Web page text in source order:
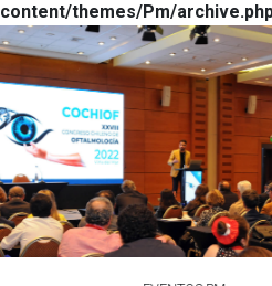
content/themes/Pm/